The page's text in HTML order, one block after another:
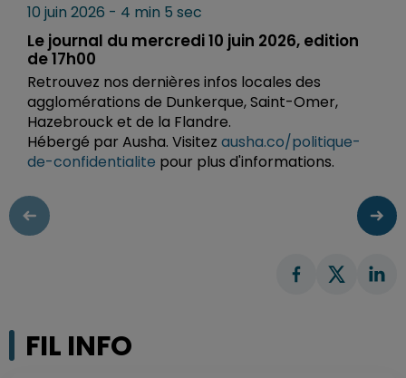
10 juin 2026 - 4 min 5 sec
Le journal du mercredi 10 juin 2026, edition
de 17h00
Retrouvez nos dernières infos locales des
agglomérations de Dunkerque, Saint-Omer,
Hazebrouck et de la Flandre.
Hébergé par Ausha. Visitez ausha.co/politique-
de-confidentialite pour plus d'informations.
FIL INFO